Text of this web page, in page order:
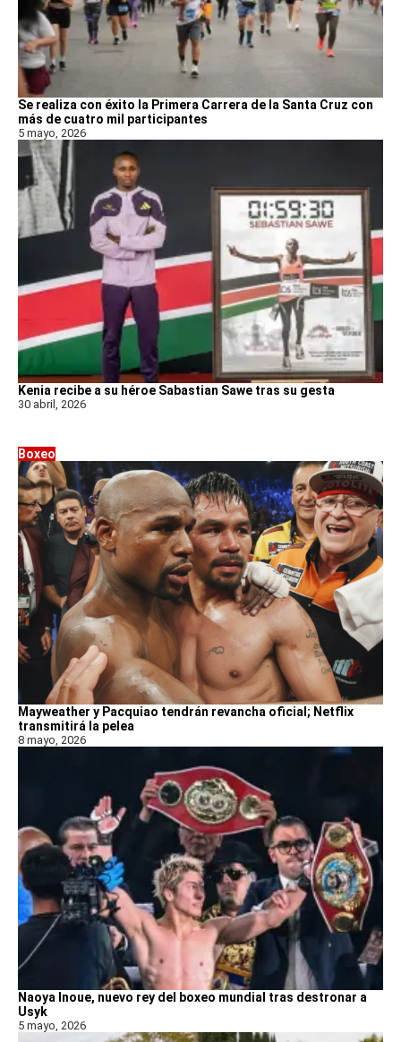
Se realiza con éxito la Primera Carrera de la Santa Cruz con
más de cuatro mil participantes
5 mayo, 2026
Kenia recibe a su héroe Sabastian Sawe tras su gesta
30 abril, 2026
Boxeo
Mayweather y Pacquiao tendrán revancha oficial; Netflix
transmitirá la pelea
8 mayo, 2026
Naoya Inoue, nuevo rey del boxeo mundial tras destronar a
Usyk
5 mayo, 2026